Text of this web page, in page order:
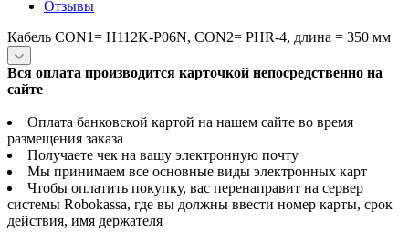
Отзывы
Кабель CON1= H112K-P06N, CON2= PHR-4, длина = 350 мм
Вся оплата производится карточкой непосредственно на
сайте
Оплата банковской картой на нашем сайте во время
размещения заказа
Получаете чек на вашу электронную почту
Мы принимаем все основные виды электронных карт
Чтобы оплатить покупку, вас перенаправит на сервер
системы Robokassa, где вы должны ввести номер карты, срок
действия, имя держателя